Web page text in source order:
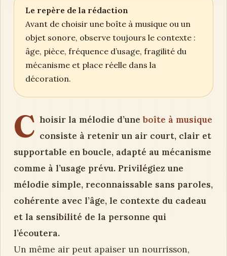
Le repère de la rédaction
Avant de choisir une boîte à musique ou un
objet sonore, observe toujours le contexte :
âge, pièce, fréquence d’usage, fragilité du
mécanisme et place réelle dans la
décoration.
C hoisir la mélodie d’uneboîte à musique
consiste à retenir un air court, clair et
supportable en boucle, adapté au mécanisme
comme à l’usage prévu. Privilégiez une
mélodie simple, reconnaissable sans paroles,
cohérente avec l’âge, le contexte du cadeau
et la sensibilité de la personne qui
l’écoutera.
Un même air peut apaiser un nourrisson,